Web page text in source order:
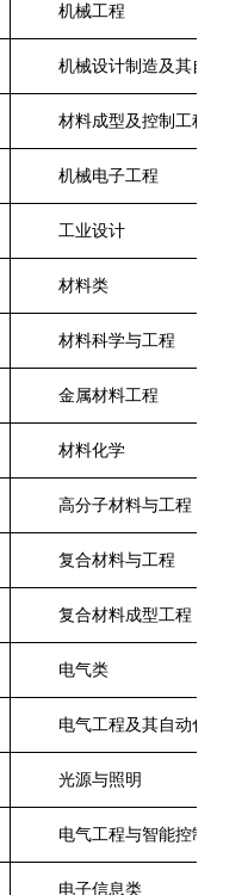
机械工程
机械设计制造及其自动化
材料成型及控制工程
机械电子工程
工业设计
材料类
材料科学与工程
金属材料工程
材料化学
高分子材料与工程
复合材料与工程
复合材料成型工程
电气类
电气工程及其自动化
光源与照明
电气工程与智能控制
电子信息类